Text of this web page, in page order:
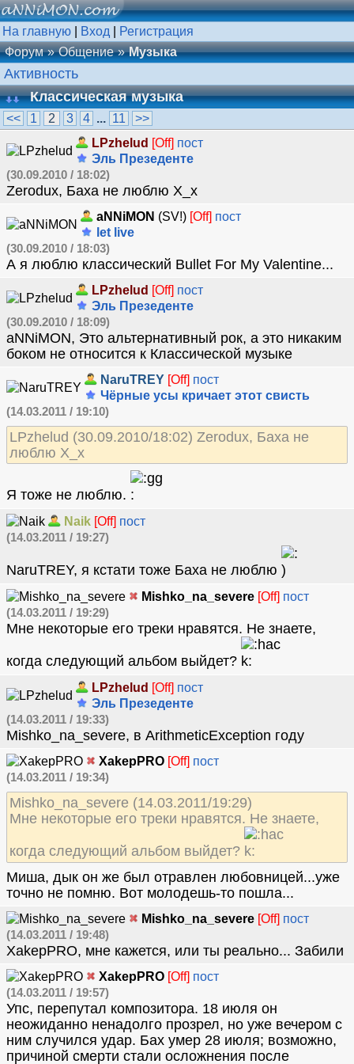
На главную Вход
Регистрация
Форум
Общение Музыка
Активность
Классическая музыка
<< 1 2 3 4 ... 11
>>
LPzhelud [Off] пост
Эль Презеденте
(30.09.2010 / 18:02)
Zerodux, Баха не люблю Х_х
aNNiMON (SV!) [Off] пост
let live
(30.09.2010 / 18:03)
А я люблю классический Bullet For My Valentine...
LPzhelud [Off] пост
Эль Презеденте
(30.09.2010 / 18:09)
aNNiMON, Это альтернативный рок, а это никаким
боком не относится к Классической музыке
NaruTREY [Off] пост
Чёрные усы кричает этот свисть
(14.03.2011 / 19:10)
LPzhelud (30.09.2010/18:02) Zerodux, Баха не
люблю Х_х
Я тоже не люблю.
Naik [Off] пост
(14.03.2011 / 19:27)
NaruTREY, я кстати тоже Баха не люблю
Mishko_na_severe [Off] пост
(14.03.2011 / 19:29)
Мне некоторые его треки нравятся. Не знаете,
когда следующий альбом выйдет?
LPzhelud [Off] пост
Эль Презеденте
(14.03.2011 / 19:33)
Mishko_na_severe, в ArithmeticException году
XakepPRO [Off] пост
(14.03.2011 / 19:34)
Mishko_na_severe (14.03.2011/19:29)
Мне некоторые его треки нравятся. Не знаете,
когда следующий альбом выйдет?
Миша, дык он же был отравлен любовницей...уже
точно не помню. Вот молодешь-то пошла...
Mishko_na_severe [Off] пост
(14.03.2011 / 19:48)
XakepPRO, мне кажется, или ты реально... Забили
XakepPRO [Off] пост
(14.03.2011 / 19:57)
Упс, перепутал композитора. 18 июля он
неожиданно ненадолго прозрел, но уже вечером с
ним случился удар. Бах умер 28 июля; возможно,
причиной смерти стали осложнения после